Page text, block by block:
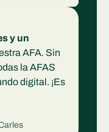
y un
AFA. Sin
la AFAS
digital. ¡Es